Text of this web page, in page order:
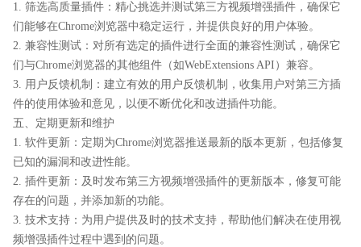
1. 筛选高质量插件：精心挑选并测试第三方视频增强插件，确保它
们能够在Chrome浏览器中稳定运行，并提供良好的用户体验。
2. 兼容性测试：对所有选定的插件进行全面的兼容性测试，确保它
们与Chrome浏览器的其他组件（如WebExtensions API）兼容。
3. 用户反馈机制：建立有效的用户反馈机制，收集用户对第三方插
件的使用体验和意见，以便不断优化和改进插件功能。
五、定期更新和维护
1. 软件更新：定期为Chrome浏览器推送最新的版本更新，包括修复
已知的漏洞和改进性能。
2. 插件更新：及时发布第三方视频增强插件的更新版本，修复可能
存在的问题，并添加新的功能。
3. 技术支持：为用户提供及时的技术支持，帮助他们解决在使用视
频增强插件过程中遇到的问题。